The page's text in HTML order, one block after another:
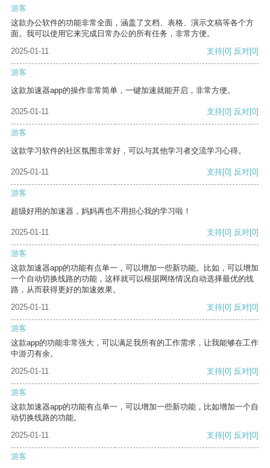
游客
这款办公软件的功能非常全面，涵盖了文档、表格、演示文稿等各个方
面。我可以使用它来完成日常办公的所有任务，非常方便。
2025-01-11
支持[0] 反对[0]
游客
这款加速器app的操作非常简单，一键加速就能开启，非常方便。
2025-01-11 支持[0] 反对[0]
游客
这款学习软件的社区氛围非常好，可以与其他学习者交流学习心得。
2025-01-11 支持[0] 反对[0]
游客
超级好用的加速器，妈妈再也不用担心我的学习啦！
2025-01-11 支持[0] 反对[0]
游客
这款加速器app的功能有点单一，可以增加一些新功能。比如，可以增加
一个自动切换线路的功能，这样就可以根据网络情况自动选择最优的线
路，从而获得更好的加速效果。
2025-01-11
支持[0] 反对[0]
游客
这款app的功能非常强大，可以满足我所有的工作需求，让我能够在工作
中游刃有余。
2025-01-11
支持[0] 反对[0]
游客
这款加速器app的功能有点单一，可以增加一些新功能，比如增加一个自
动切换线路的功能。
2025-01-11
支持[0] 反对[0]
游客